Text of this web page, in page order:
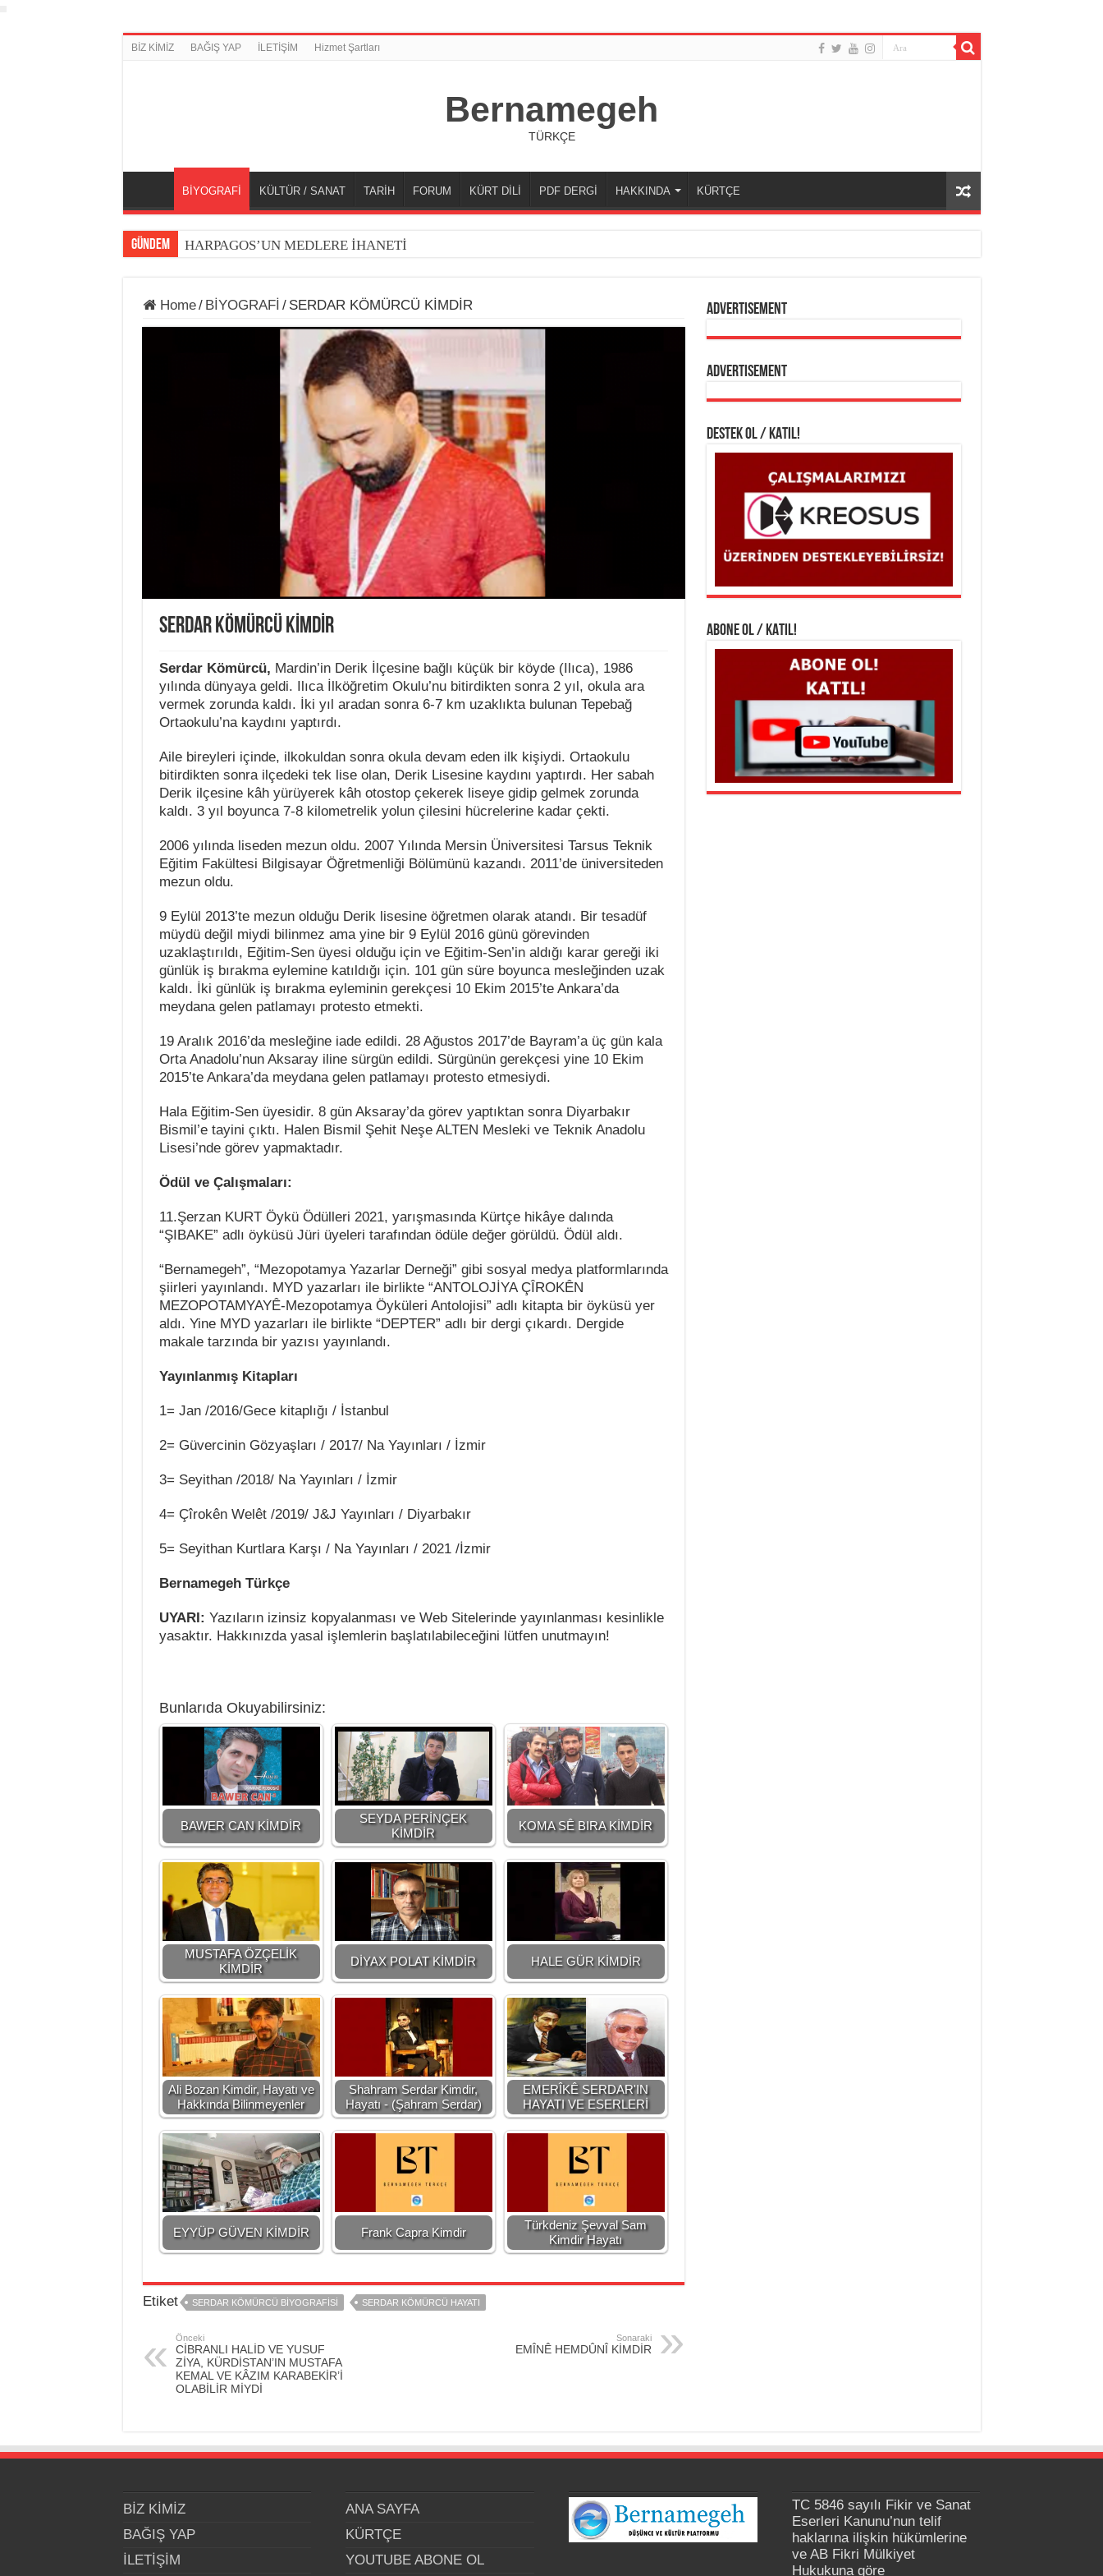
BİZ KİMİZ BAĞIŞ YAP İLETİŞİM Hizmet Şartları
Bernamegeh
TÜRKÇE
BİYOGRAFİ KÜLTÜR / SANAT TARİH FORUM KÜRT DİLİ PDF DERGİ HAKKINDA KÜRTÇE
GÜNDEM HARPAGOS’UN MEDLERE İHANETİ
Home/ BİYOGRAFİ / SERDAR KÖMÜRCÜ KİMDİR
SERDAR KÖMÜRCÜ KİMDİR
Serdar Kömürcü, Mardin’in Derik İlçesine bağlı küçük bir köyde (Ilıca), 1986
yılında dünyaya geldi. Ilıca İlköğretim Okulu’nu bitirdikten sonra 2 yıl, okula ara
vermek zorunda kaldı. İki yıl aradan sonra 6-7 km uzaklıkta bulunan Tepebağ
Ortaokulu’na kaydını yaptırdı.
Aile bireyleri içinde, ilkokuldan sonra okula devam eden ilk kişiydi. Ortaokulu
bitirdikten sonra ilçedeki tek lise olan, Derik Lisesine kaydını yaptırdı. Her sabah
Derik ilçesine kâh yürüyerek kâh otostop çekerek liseye gidip gelmek zorunda
kaldı. 3 yıl boyunca 7-8 kilometrelik yolun çilesini hücrelerine kadar çekti.
2006 yılında liseden mezun oldu. 2007 Yılında Mersin Üniversitesi Tarsus Teknik
Eğitim Fakültesi Bilgisayar Öğretmenliği Bölümünü kazandı. 2011’de üniversiteden
mezun oldu.
9 Eylül 2013’te mezun olduğu Derik lisesine öğretmen olarak atandı. Bir tesadüf
müydü değil miydi bilinmez ama yine bir 9 Eylül 2016 günü görevinden
uzaklaştırıldı, Eğitim-Sen üyesi olduğu için ve Eğitim-Sen’in aldığı karar gereği iki
günlük iş bırakma eylemine katıldığı için. 101 gün süre boyunca mesleğinden uzak
kaldı. İki günlük iş bırakma eyleminin gerekçesi 10 Ekim 2015’te Ankara’da
meydana gelen patlamayı protesto etmekti.
19 Aralık 2016’da mesleğine iade edildi. 28 Ağustos 2017’de Bayram’a üç gün kala
Orta Anadolu’nun Aksaray iline sürgün edildi. Sürgünün gerekçesi yine 10 Ekim
2015’te Ankara’da meydana gelen patlamayı protesto etmesiydi.
Hala Eğitim-Sen üyesidir. 8 gün Aksaray’da görev yaptıktan sonra Diyarbakır
Bismil’e tayini çıktı. Halen Bismil Şehit Neşe ALTEN Mesleki ve Teknik Anadolu
Lisesi’nde görev yapmaktadır.
Ödül ve Çalışmaları:
11.Şerzan KURT Öykü Ödülleri 2021, yarışmasında Kürtçe hikâye dalında
“ŞIBAKE” adlı öyküsü Jüri üyeleri tarafından ödüle değer görüldü. Ödül aldı.
“Bernamegeh”, “Mezopotamya Yazarlar Derneği” gibi sosyal medya platformlarında
şiirleri yayınlandı. MYD yazarları ile birlikte “ANTOLOJİYA ÇÎROKÊN
MEZOPOTAMYAYÊ-Mezopotamya Öyküleri Antolojisi” adlı kitapta bir öyküsü yer
aldı. Yine MYD yazarları ile birlikte “DEPTER” adlı bir dergi çıkardı. Dergide
makale tarzında bir yazısı yayınlandı.
Yayınlanmış Kitapları
1= Jan /2016/Gece kitaplığı / İstanbul
2= Güvercinin Gözyaşları / 2017/ Na Yayınları / İzmir
3= Seyithan /2018/ Na Yayınları / İzmir
4= Çîrokên Welêt /2019/ J&J Yayınları / Diyarbakır
5= Seyithan Kurtlara Karşı / Na Yayınları / 2021 /İzmir
Bernamegeh Türkçe
UYARI: Yazıların izinsiz kopyalanması ve Web Sitelerinde yayınlanması kesinlikle
yasaktır. Hakkınızda yasal işlemlerin başlatılabileceğini lütfen unutmayın!
Bunlarıda Okuyabilirsiniz:
BAWER CAN KİMDİR
SEYDA PERİNÇEK
KİMDİR
KOMA SÊ BIRA KİMDİR
MUSTAFA ÖZÇELİK
KİMDİR
DİYAX POLAT KİMDİR HALE GÜR KİMDİR
Ali Bozan Kimdir, Hayatı ve
Hakkında Bilinmeyenler
Shahram Serdar Kimdir,
Hayatı - (Şahram Serdar)
EMERÎKÊ SERDAR'IN
HAYATI VE ESERLERİ
EYYÜP GÜVEN KİMDİR Frank Capra Kimdir
Türkdeniz Şevval Sam
Kimdir Hayatı
Etiket SERDAR KÖMÜRCÜ BİYOGRAFİSİ SERDAR KÖMÜRCÜ HAYATI
Önceki
CİBRANLI HALİD VE YUSUF
ZİYA, KÜRDİSTAN’IN MUSTAFA
KEMAL VE KÂZIM KARABEKİR’İ
OLABİLİR MİYDİ
Sonaraki
EMÎNÊ HEMDÛNÎ KİMDİR
Advertisement
Advertisement
DESTEK OL / KATIL!
ABONE OL / KATIL!
BİZ KİMİZ
BAĞIŞ YAP
İLETİŞİM
ANA SAYFA
KÜRTÇE
YOUTUBE ABONE OL
TC 5846 sayılı Fikir ve Sanat
Eserleri Kanunu’nun telif
haklarına ilişkin hükümlerine
ve AB Fikri Mülkiyet
Hukukuna göre